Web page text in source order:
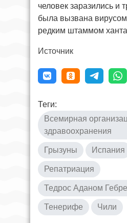
человек заразились и
была вызвана
редким штаммом
Источник
Теги:
Всемирная
здравоохранения
Грызуны Испания
Репатриация
Тедрос Аданом
Тенерифе Чили